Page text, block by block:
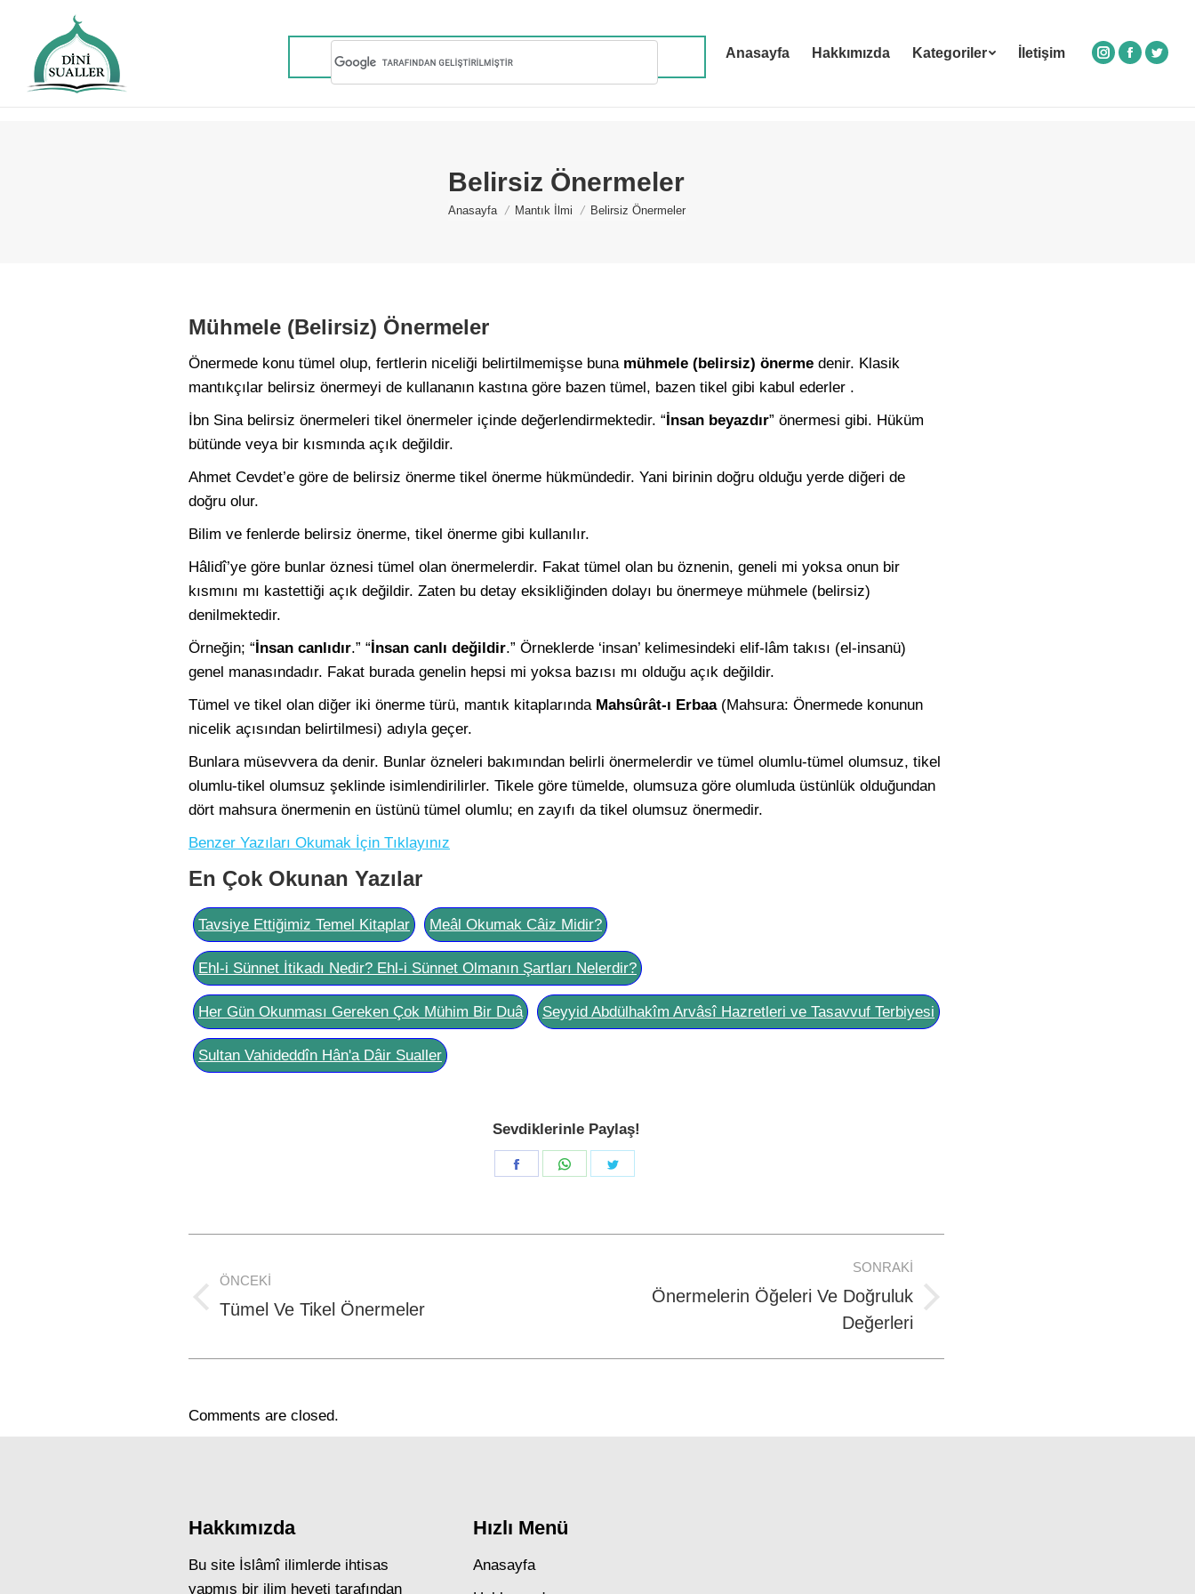
Anasayfa Hakkımızda Kategoriler İletişim
Instagram
Facebook
Belirsiz Önermeler
You are here:
Anasayfa Mantık İlmi Belirsiz Önermeler
Mühmele (Belirsiz) Önermeler
Önermede konu tümel olup, fertlerin niceliği belirtilmemişse buna mühmele (belirsiz) önerme denir. Klasik
mantıkçılar belirsiz önermeyi de kullananın kastına göre bazen tümel, bazen tikel gibi kabul ederler .
İbn Sina belirsiz önermeleri tikel önermeler içinde değerlendirmektedir. “İnsan beyazdır” önermesi gibi. Hüküm
bütünde veya bir kısmında açık değildir.
Ahmet Cevdet’e göre de belirsiz önerme tikel önerme hükmündedir. Yani birinin doğru olduğu yerde diğeri de
doğru olur.
Bilim ve fenlerde belirsiz önerme, tikel önerme gibi kullanılır.
Hâlidî’ye göre bunlar öznesi tümel olan önermelerdir. Fakat tümel olan bu öznenin, geneli mi yoksa onun bir
kısmını mı kastettiği açık değildir. Zaten bu detay eksikliğinden dolayı bu önermeye mühmele (belirsiz)
denilmektedir.
Örneğin; “İnsan canlıdır.” “İnsan canlı değildir.” Örneklerde ‘insan’ kelimesindeki elif-lâm takısı (el-insanü)
genel manasındadır. Fakat burada genelin hepsi mi yoksa bazısı mı olduğu açık değildir.
Tümel ve tikel olan diğer iki önerme türü, mantık kitaplarında Mahsûrât-ı Erbaa(Mahsura: Önermede konunun
nicelik açısından belirtilmesi) adıyla geçer.
Bunlara müsevvera da denir. Bunlar özneleri bakımından belirli önermelerdir ve tümel olumlu-tümel olumsuz, tikel
olumlu-tikel olumsuz şeklinde isimlendirilirler. Tikele göre tümelde, olumsuza göre olumluda üstünlük olduğundan
dört mahsura önermenin en üstünü tümel olumlu; en zayıfı da tikel olumsuz önermedir.
Benzer Yazıları Okumak İçin Tıklayınız
En Çok Okunan Yazılar
Tavsiye Ettiğimiz Temel Kitaplar Meâl Okumak Câiz Midir?
Ehl-i Sünnet İtikadı Nedir? Ehl-i Sünnet Olmanın Şartları Nelerdir?
Her Gün Okunması Gereken Çok Mühim Bir Duâ Seyyid Abdülhakîm Arvâsî Hazretleri ve Tasavvuf Terbiyesi
Sultan Vahideddîn Hân'a Dâir Sualler
Sevdiklerinle Paylaş!
Share
Share
navigation
ÖNCEKI
Previous
Tümel Ve Tikel Önermeler
SONRAKI
Önermelerin Öğeleri Ve Doğruluk
Değerleri
Comments are closed.
Hakkımızda
Bu site İslâmî ilimlerde ihtisas
yapmış bir ilim heyeti tarafından
Hızlı Menü
Anasayfa